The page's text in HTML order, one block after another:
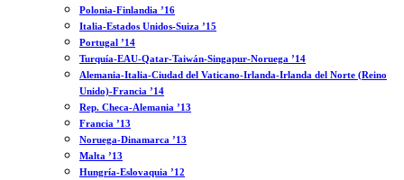
Polonia-Finlandia ’16
Italia-Estados Unidos-Suiza ’15
Portugal ’14
Turquía-EAU-Qatar-Taiwán-Singapur-Noruega ’14
Alemania-Italia-Ciudad del Vaticano-Irlanda-Irlanda del Norte (Reino
Unido)-Francia ’14
Rep. Checa-Alemania ’13
Francia ’13
Noruega-Dinamarca ’13
Malta ’13
Hungría-Eslovaquia ’12